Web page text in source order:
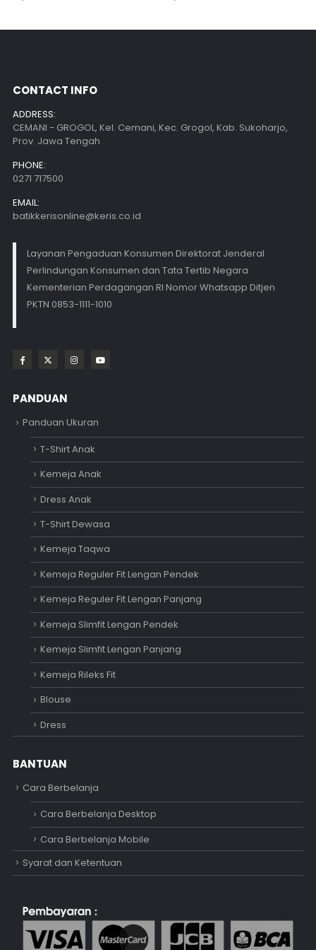
CONTACT INFO
ADDRESS:
CEMANI - GROGOL, Kel. Cemani, Kec. Grogol, Kab. Sukoharjo,
Prov. Jawa Tengah
PHONE:
0271 717500
EMAIL:
batikkerisonline@keris.co.id
Layanan Pengaduan Konsumen Direktorat Jenderal
Perlindungan Konsumen dan Tata Tertib Negara
Kementerian Perdagangan RI Nomor Whatsapp Ditjen
PKTN 0853-1111-1010
PANDUAN
Panduan Ukuran
T-Shirt Anak
Kemeja Anak
Dress Anak
T-Shirt Dewasa
Kemeja Taqwa
Kemeja Reguler Fit Lengan Pendek
Kemeja Reguler Fit Lengan Panjang
Kemeja Slimfit Lengan Pendek
Kemeja Slimfit Lengan Panjang
Kemeja Rileks Fit
Blouse
Dress
BANTUAN
Cara Berbelanja
Cara Berbelanja Desktop
Cara Berbelanja Mobile
Syarat dan Ketentuan